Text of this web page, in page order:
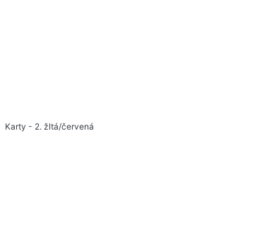
Karty - 2. žltá/červená